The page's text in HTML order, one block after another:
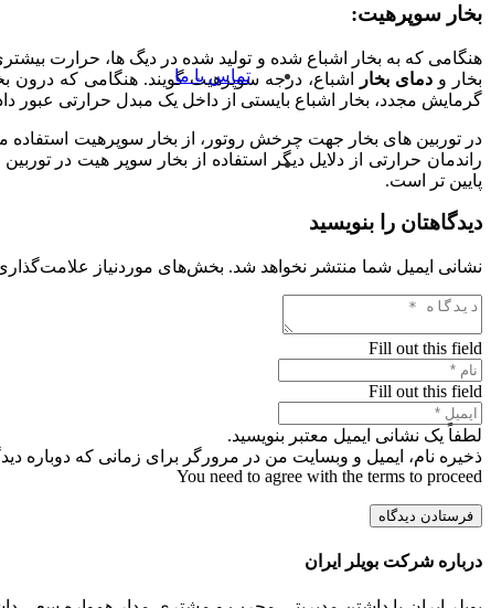
تماس با ما
بخار سوپرهیت:
هنگامی که به بخار اشباع شده و تولید شده در دیگ ها، حرارت
بخار ودمای بخار
اشباع، درجه سوپرهیت گویند. هنگامی که
گرمایش مجدد، بخار اشباع بایستی از داخل یک مبدل حرارتی عبور
در توربین های بخار جهت چرخش روتور، از بخار سوپرهیت
راندمان حرارتی از دلایل دیگر استفاده از بخار سوپر هیت در
پایین تر است.
دیدگاهتان را بنویسید
نشانی ایمیل شما منتشر نخواهد شد. بخش‌های موردنیاز
Fill out this field
Fill out this field
لطفاً یک نشانی ایمیل معتبر بنویسید.
ذخیره نام، ایمیل و وبسایت من در مرورگر برای زمانی که دوباره
You need to agree with the terms to proceed
فرستادن دیدگاه
درباره شرکت بویلر ایران